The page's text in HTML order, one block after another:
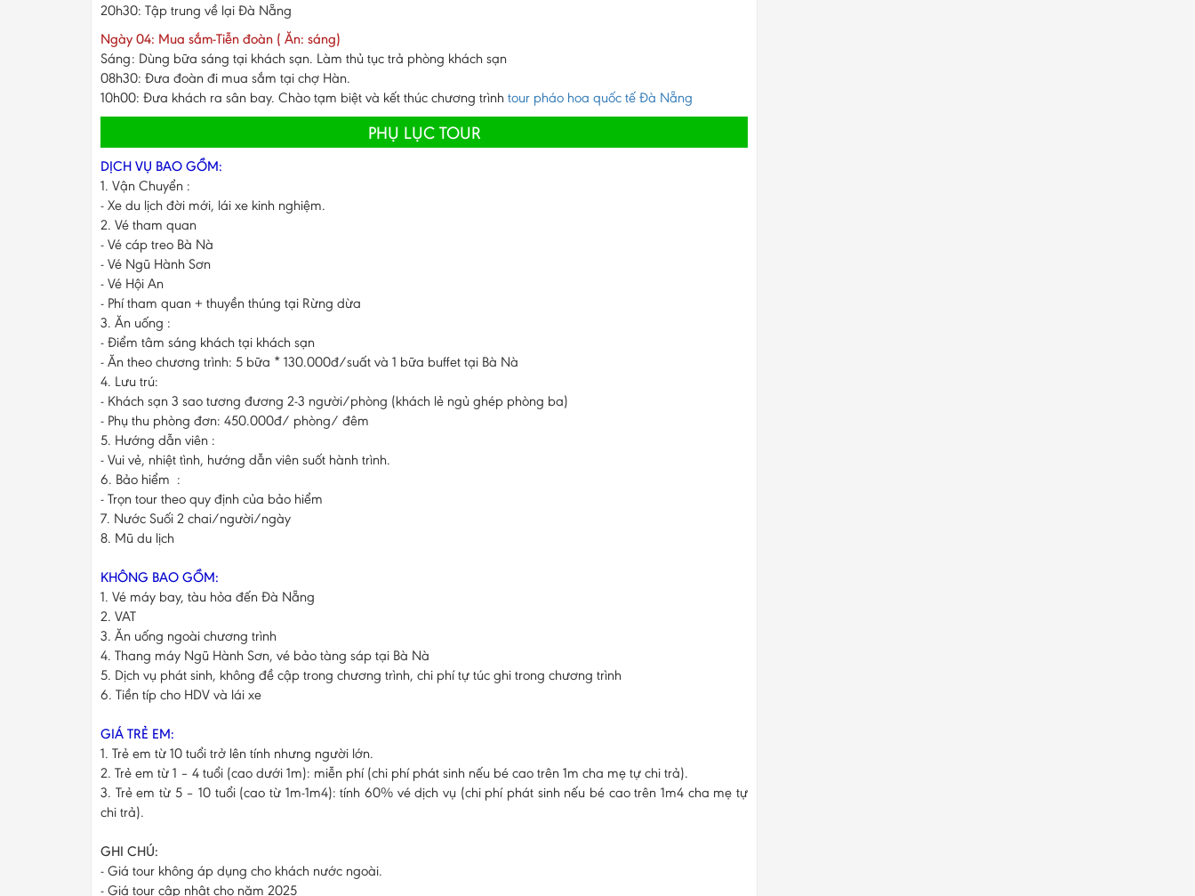
20h30: Tập trung về lại Đà Nẵng
Ngày 04: Mua sắm-Tiễn đoàn ( Ăn: sáng)
Sáng: Dùng bữa sáng tại khách sạn. Làm thủ tục trả phòng khách sạn
08h30: Đưa đoàn đi mua sắm tại chợ Hàn.
10h00: Đưa khách ra sân bay. Chào tạm biệt và kết thúc chương trình tour pháo hoa quốc tế Đà Nẵng
PHỤ LỤC TOUR
DỊCH VỤ BAO GỒM:
1. Vận Chuyển :
- Xe du lịch đời mới, lái xe kinh nghiệm.
2. Vé tham quan
- Vé cáp treo Bà Nà
- Vé Ngũ Hành Sơn
- Vé Hội An
- Phí tham quan + thuyền thúng tại Rừng dừa
3. Ăn uống :
- Điểm tâm sáng khách tại khách sạn
- Ăn theo chương trình: 5 bữa * 130.000đ/suất và 1 bữa buffet tại Bà Nà
4. Lưu trú:
- Khách sạn 3 sao tương đương 2-3 người/phòng (khách lẻ ngủ ghép phòng ba)
- Phụ thu phòng đơn: 450.000đ/ phòng/ đêm
5. Hướng dẫn viên :
- Vui vẻ, nhiệt tình, hướng dẫn viên suốt hành trình.
6. Bảo hiểm :
- Trọn tour theo quy định của bảo hiểm
7. Nước Suối 2 chai/người/ngày
8. Mũ du lịch
KHÔNG BAO GỒM:
1. Vé máy bay, tàu hỏa đến Đà Nẵng
2. VAT
3. Ăn uống ngoài chương trình
4. Thang máy Ngũ Hành Sơn, vé bảo tàng sáp tại Bà Nà
5. Dịch vụ phát sinh, không đề cập trong chương trình, chi phí tự túc ghi trong chương trình
6. Tiền típ cho HDV và lái xe
GIÁ TRẺ EM:
1. Trẻ em từ 10 tuổi trở lên tính nhưng người lớn.
2. Trẻ em từ 1 – 4 tuổi (cao dưới 1m): miễn phí (chi phí phát sinh nếu bé cao trên 1m cha mẹ tự chi trả).
3. Trẻ em từ 5 – 10 tuổi (cao từ 1m-1m4): tính 60% vé dịch vụ (chi phí phát sinh nếu bé cao trên 1m4 cha mẹ tự
chi trả).
GHI CHÚ:
- Giá tour không áp dụng cho khách nước ngoài.
- Giá tour cập nhật cho năm 2025